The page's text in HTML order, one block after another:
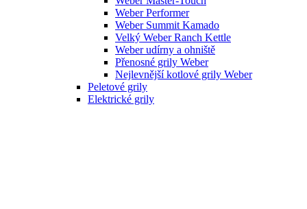
Weber Performer
Weber Summit Kamado
Velký Weber Ranch Kettle
Weber udírny a ohniště
Přenosné grily Weber
Nejlevnější kotlové grily Weber
Peletové grily
Elektrické grily